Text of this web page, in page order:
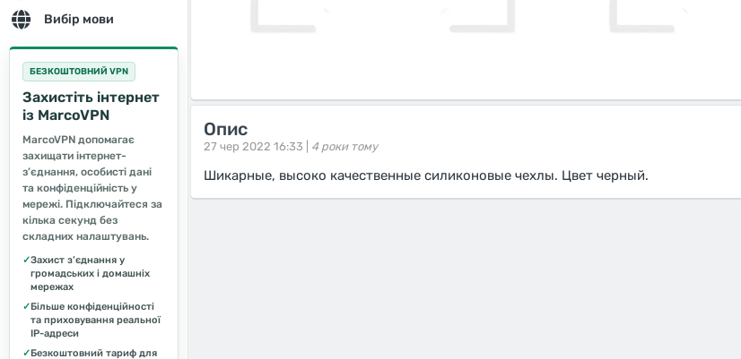
Вибір мови
БЕЗКОШТОВНИЙ VPN
Захистіть інтернет
із MarcoVPN
MarcoVPN допомагає
захищати інтернет-
з’єднання, особисті дані
та конфіденційність у
мережі. Підключайтеся за
кілька секунд без
складних налаштувань.
✓Захист з’єднання у
громадських і домашніх
мережах
✓Більше конфіденційності
та приховування реальної
IP-адреси
✓Безкоштовний тариф для
Опис
27 чер 2022 16:33 | 4 роки тому
Шикарные, высоко качественные силиконовые чехлы. Цвет черный.